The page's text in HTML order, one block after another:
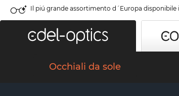
Il piú grande assortimento d´Europa
Occhiali da sole